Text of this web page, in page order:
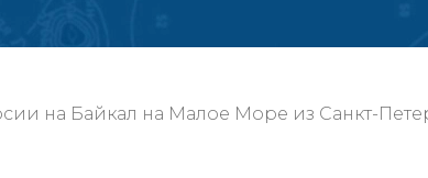
на Байкал на Малое Море из Санкт-